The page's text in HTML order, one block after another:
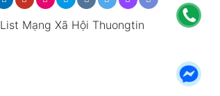
List Mạng Xã Hội Thuongtin